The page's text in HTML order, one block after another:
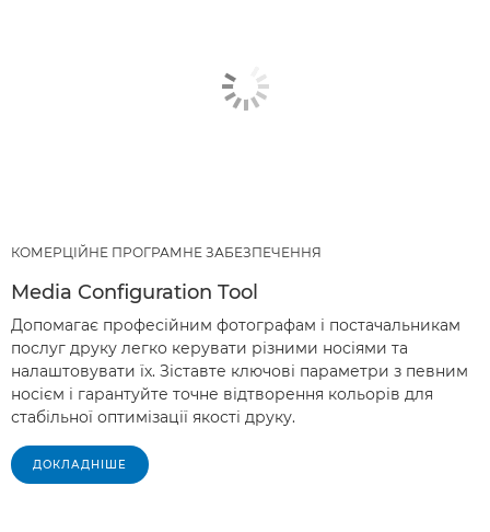
КОМЕРЦІЙНЕ ПРОГРАМНЕ ЗАБЕЗПЕЧЕННЯ
Media Configuration Tool
Допомагає професійним фотографам і постачальникам
послуг друку легко керувати різними носіями та
налаштовувати їх. Зіставте ключові параметри з певним
носієм і гарантуйте точне відтворення кольорів для
стабільної оптимізації якості друку.
ДОКЛАДНІШЕ